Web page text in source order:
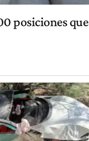
posiciones que